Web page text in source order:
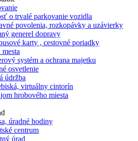
o trvalé parkovanie vozidla
povolenia, rozkopávky a uzávierky
generel dopravy
karty , cestovné poriadky
mesta
systém a ochrana majetku
osvetlenie
údržba
virtuálny cintorín
hrobového miesta
úradné hodiny
centrum
úrad